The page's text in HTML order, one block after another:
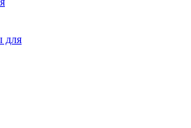
для